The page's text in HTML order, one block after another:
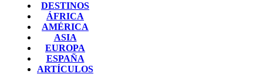
DESTINOS
ÁFRICA
AMÉRICA
ASIA
EUROPA
ESPAÑA
ARTÍCULOS